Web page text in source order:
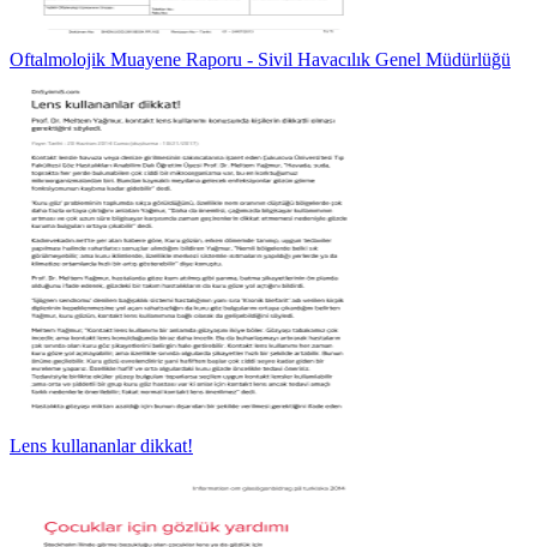
Oftalmolojik Muayene Raporu - Sivil Havacılık Genel Müdürlüğü
Lens kullananlar dikkat!